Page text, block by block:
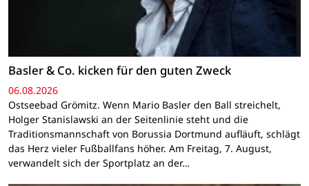
Basler & Co. kicken für den guten Zweck
06.08.2026
Ostseebad Grömitz. Wenn Mario Basler den Ball streichelt,
Holger Stanislawski an der Seitenlinie steht und die
Traditionsmannschaft von Borussia Dortmund aufläuft, schlägt
das Herz vieler Fußballfans höher. Am Freitag, 7. August,
verwandelt sich der Sportplatz an der…